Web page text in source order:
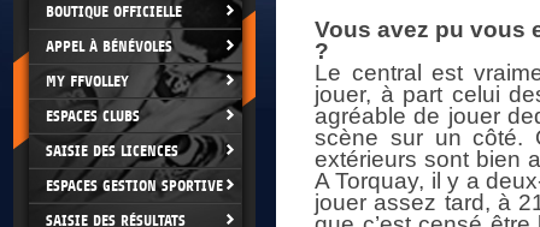
BOUTIQUE OFFICIELLE
APPEL À BÉNÉVOLES
MY FFVOLLEY
ESPACES CLUBS
SAISIE DES LICENCES
ESPACES GESTION SPORTIVE
SAISIE DES RÉSULTATS
Vous avez pu vous
?
Le central est
jouer, à part celui
agréable de jouer
scène sur un côté.
extérieurs sont bien
A Torquay, il y a
jouer assez tard, à